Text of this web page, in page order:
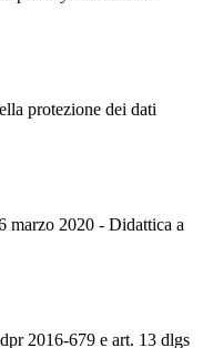
protezione dei dati
marzo 2020 - Didattica a
2016-679 e art. 13 dlgs